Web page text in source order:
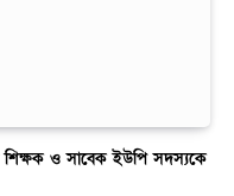
শিক্ষক ও সাবেক ইউপি সদস্যকে